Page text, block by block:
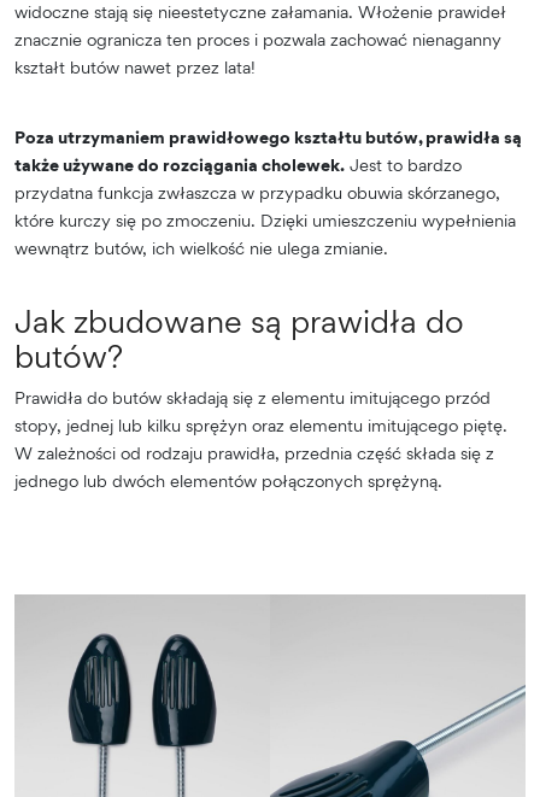
widoczne stają się nieestetyczne załamania. Włożenie prawideł
znacznie ogranicza ten proces i pozwala zachować nienaganny
kształt butów nawet przez lata!
Poza utrzymaniem prawidłowego kształtu butów, prawidła są
także używane do rozciągania cholewek. Jest to bardzo
przydatna funkcja zwłaszcza w przypadku obuwia skórzanego,
które kurczy się po zmoczeniu. Dzięki umieszczeniu wypełnienia
wewnątrz butów, ich wielkość nie ulega zmianie.
Jak zbudowane są prawidła do
butów?
Prawidła do butów składają się z elementu imitującego przód
stopy, jednej lub kilku sprężyn oraz elementu imitującego piętę.
W zależności od rodzaju prawidła, przednia część składa się z
jednego lub dwóch elementów połączonych sprężyną.